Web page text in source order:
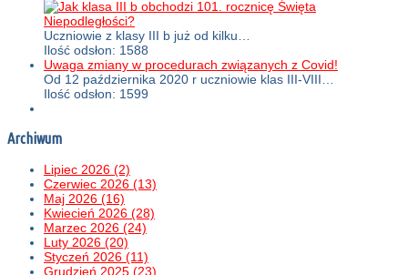
Uczniowie z klasy III b już od kilku…
Ilość odsłon: 1588
Uwaga zmiany w procedurach związanych z Covid!
Od 12 października 2020 r uczniowie klas III-VIII…
Ilość odsłon: 1599
Archiwum
Lipiec 2026 (2)
Czerwiec 2026 (13)
Maj 2026 (16)
Kwiecień 2026 (28)
Marzec 2026 (24)
Luty 2026 (20)
Styczeń 2026 (11)
Grudzień 2025 (23)